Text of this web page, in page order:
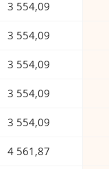
3 554,09
3 554,09
3 554,09
3 554,09
3 554,09
4 561,87